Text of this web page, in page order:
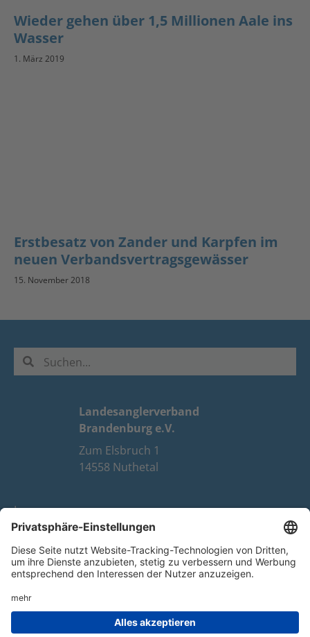
Wieder gehen über 1,5 Millionen Aale ins
Wasser
1. März 2019
Erstbesatz von Zander und Karpfen im
neuen Verbandsvertragsgewässer
15. November 2018
Landesanglerverband
Brandenburg e.V.
Zum Elsbruch 1
14558 Nuthetal
Impressum
Datenschutz
FAQ